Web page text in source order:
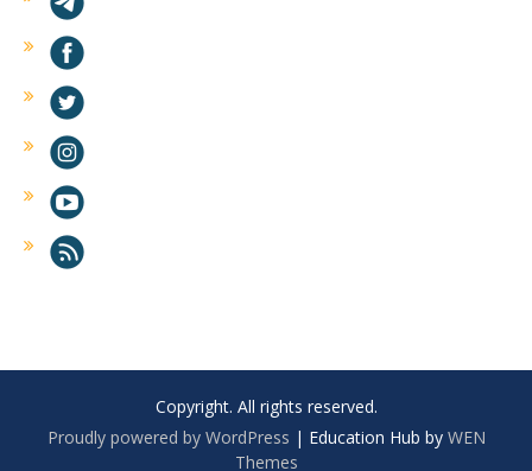
Copyright. All rights reserved.
Proudly powered by WordPress | Education Hub by WEN
Themes